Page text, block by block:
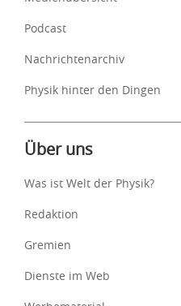
Podcast
Nachrichtenarchiv
Physik hinter den Dingen
Über uns
Was ist Welt der Physik?
Redaktion
Gremien
Dienste im Web